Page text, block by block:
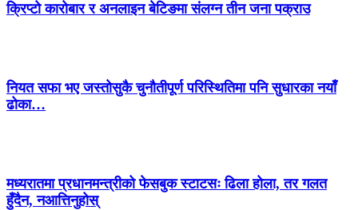
क्रिप्टो कारोबार र अनलाइन बेटिङमा संलग्न तीन जना पक्राउ
नियत सफा भए जस्तोसुकै चुनौतीपूर्ण परिस्थितिमा पनि सुधारका नयाँ
ढोका…
मध्यरातमा प्रधानमन्त्रीको फेसबुक स्टाटसः ढिला होला, तर गलत
हुँदैन, नआत्तिनुहोस्